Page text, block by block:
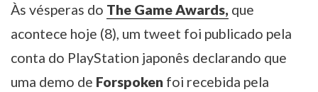
Às vésperas do The Game Awards, que
acontece hoje (8), um tweet foi publicado pela
conta do PlayStation japonês declarando que
uma demo de Forspoken foi recebida pela